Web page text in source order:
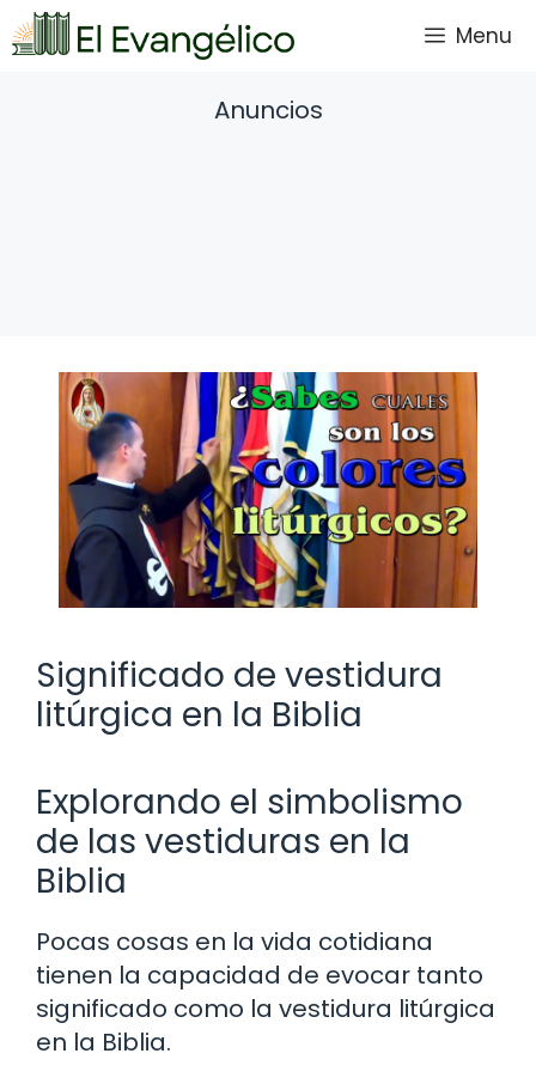
Saltar
al
Menu
Anuncios
Significado de vestidura
litúrgica en la Biblia
Explorando el simbolismo
de las vestiduras en la
Biblia
Pocas cosas en la vida cotidiana
tienen la capacidad de evocar tanto
significado como la vestidura litúrgica
en la Biblia.